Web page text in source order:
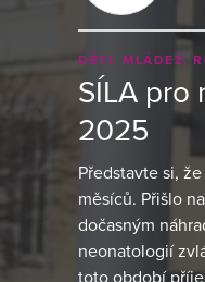
DĚTI, MLÁDEŽ,
SÍLA pro
2025
Představte si,
měsíců. Přišlo
dočasným
neonatologií
toto období